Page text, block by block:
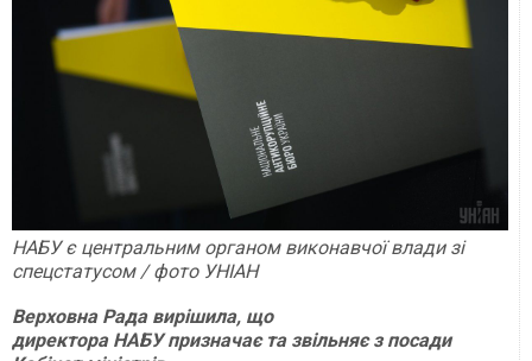
НАБУ є центральним органом виконавчої влади зі
спецстатусом / фото УНІАН
Верховна Рада вирішила, що
директора НАБУ призначає та звільняє з посади